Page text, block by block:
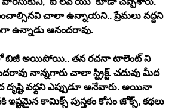
చాలా ఉన్నాయని.. ప్రేమలు వద్దని
ఉన్నాడు ఆనందరావు.
బిజీ అయిపోయి.. తన రచనా టాలెంట్ ని
నాన్నగారు చాలా స్ట్రిక్ట్. చదువు మీద
వద్దని ఎప్పుడూ అనేవారు. అయినా
ఇష్టమైన కామిక్స్ పుస్తకం కోసం జోక్స్, కథలు